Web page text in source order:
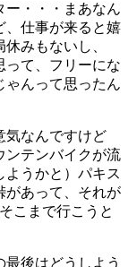
・・・まあなん
、仕事が来ると嬉
みもないし、
って、フリーにな
ゃんって思ったん
なんですけど
ンテンバイクが流
ようかと）パキス
があって、それが
こまで行こうと
後はどうしよう